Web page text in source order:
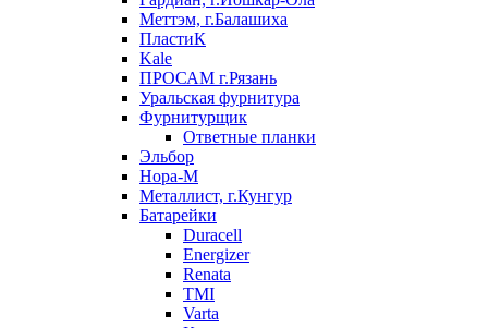
Меттэм, г.Балашиха
ПластиК
Kale
ПРОСАМ г.Рязань
Уральская фурнитура
Фурнитурщик
Ответные планки
Эльбор
Нора-М
Металлист, г.Кунгур
Батарейки
Duracell
Energizer
Renata
TMI
Varta